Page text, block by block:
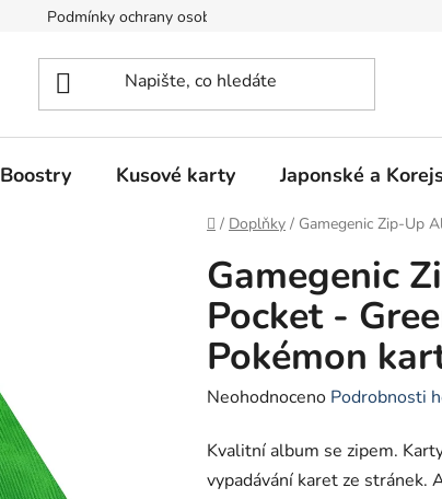
Podmínky ochrany osobních údajů
Boostry Kusové karty Japonské a
Domů
/ Doplňky / Gamegenic Zip-Up
Gamegenic
Pocket -
Pokémon
Průměrné
produktu
je
Neohodnoceno Podrobnosti
Kvalitní album se zipem.
vypadávání karet ze stránek.